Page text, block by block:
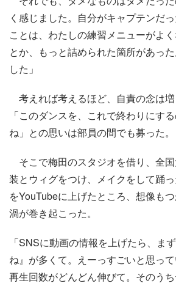
く感じました。自分がキャプテンだ
ことは、わたしの練習メニューがよ
とか、もっと詰められた箇所があっ
した」
考えれば考えるほど、自責の念は増
「このダンスを、これで終わりにす
ね」との思いは部員の間でも募った。
そこで梅田のスタジオを借り、全
装とウィグをつけ、メイクをして踊
をYouTubeに上げたところ、想像も
渦が巻き起こった。
「SNSに動画の情報を上げたら、ま
ね』が多くて。えーっすごいと思っ
再生回数がどんどん伸びて。そのう